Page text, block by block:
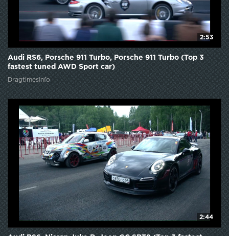
2:53
Audi RS6, Porsche 911 Turbo, Porsche 911 Turbo (Top 3
fastest tuned AWD Sport car)
DragtimesInfo
2:44